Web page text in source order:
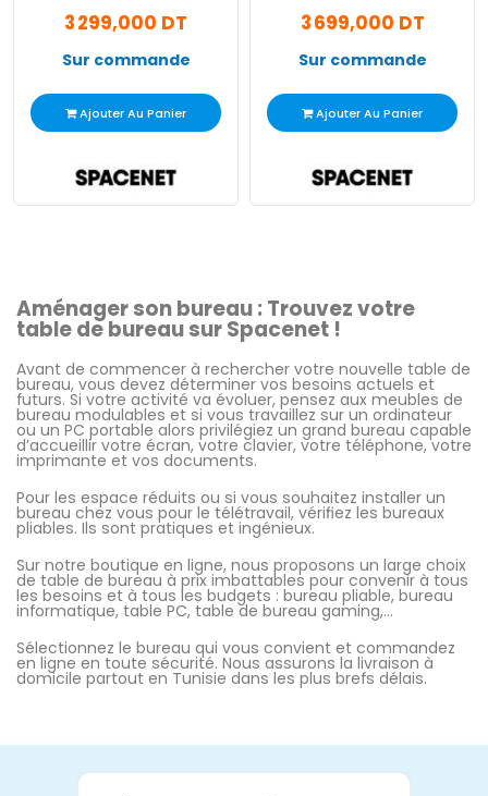
3 299,000 DT
Sur commande
Ajouter Au Panier
3 699,000 DT
Sur commande
Ajouter Au Panier
Aménager son bureau : Trouvez votre
table de bureau sur Spacenet !
Avant de commencer à rechercher votre nouvelle table de
bureau, vous devez déterminer vos besoins actuels et
futurs. Si votre activité va évoluer, pensez aux meubles de
bureau modulables et si vous travaillez sur un ordinateur
ou un PC portable alors privilégiez un grand bureau capable
d’accueillir votre écran, votre clavier, votre téléphone, votre
imprimante et vos documents.
Pour les espace réduits ou si vous souhaitez installer un
bureau chez vous pour le télétravail, vérifiez les bureaux
pliables. Ils sont pratiques et ingénieux.
Sur notre boutique en ligne, nous proposons un large choix
de table de bureau à prix imbattables pour convenir à tous
les besoins et à tous les budgets : bureau pliable, bureau
informatique, table PC, table de bureau gaming,…
Sélectionnez le bureau qui vous convient et commandez
en ligne en toute sécurité. Nous assurons la livraison à
domicile partout en Tunisie dans les plus brefs délais.